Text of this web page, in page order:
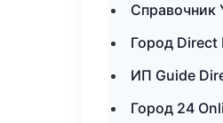
Справочник
Город
ИП Guide
Город 24